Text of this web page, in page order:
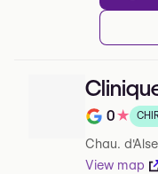
Note de 0
0★
Chau.
View map